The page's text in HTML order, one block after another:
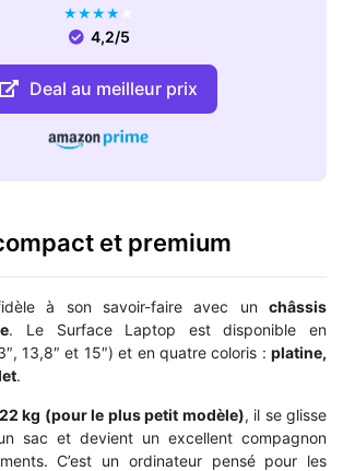
★★★★★
4,2/5
Deal au meilleur prix
et premium
à son savoir-faire avec un châssis
. Le Surface Laptop est disponible en
13,8″ et 15″) et en quatre coloris : platine,
.
kg (pour le plus petit modèle), il se glisse
sac et devient un excellent compagnon
C’est un ordinateur pensé pour les